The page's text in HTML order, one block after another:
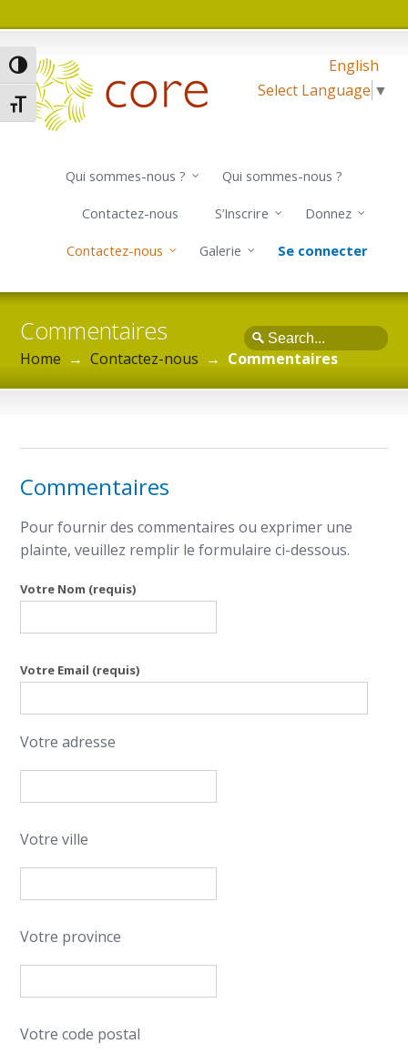
Passer en contraste élevé
Changer la taille de la police
English
Select Language ▼
Qui sommes-nous ? Qui sommes-nous ?
Contactez-nous S’Inscrire Donnez
Contactez-nous Galerie Se connecter
Commentaires Search
Home → Contactez-nous → Commentaires
Commentaires
Pour fournir des commentaires ou exprimer une
plainte, veuillez remplir le formulaire ci-dessous.
Votre Nom (requis)
Votre Email (requis)
Votre adresse
Votre ville
Votre province
Votre code postal